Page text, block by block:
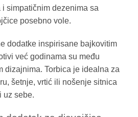
simpatičnim dezenima sa
posebno vole.
dodatke inspirisane bajkovitim
već godinama su među
dizajnima. Torbica je idealna za
šetnje, vrtić ili nošenje sitnica
uz sebe.